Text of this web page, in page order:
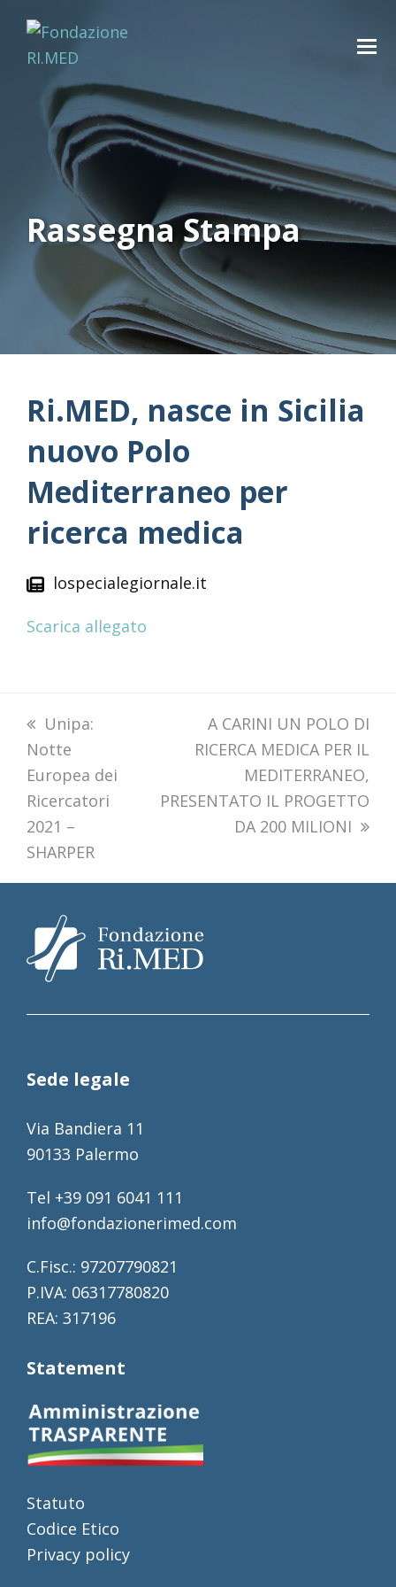
Rassegna Stampa
Ri.MED, nasce in Sicilia
nuovo Polo
Mediterraneo per
ricerca medica
lospecialegiornale.it
Scarica allegato
previous
post:
Unipa:
Notte
Europea dei
Ricercatori
2021 –
SHARPER
next
post:
A CARINI UN POLO DI
RICERCA MEDICA PER IL
MEDITERRANEO,
PRESENTATO IL PROGETTO
DA 200 MILIONI
Sede legale
Via Bandiera 11
90133 Palermo
Tel +39 091 6041 111
info@fondazionerimed.com
C.Fisc.: 97207790821
P.IVA: 06317780820
REA: 317196
Statement
Statuto
Codice Etico
Privacy policy